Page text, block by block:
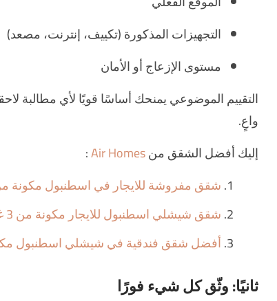
التجهيزات المذكورة (تكييف، إنترنت، مصعد)
مستوى الإزعاج أو الأمان
التقييم الموضوعي يمنحك أساسًا قويًا لأي
واعٍ.
إليك أفضل الشقق منAir Homes
:
شقق مفروشة للايجار في اسطنبول مكونة من 3 غرف
شقق شيشلي اسطنبول للايجار مكونة من 3 غرف و صالة
أفضل شقق فندقية في شيشلي اسطنبول
ثانيًا: وثّق كل شيء فورًا